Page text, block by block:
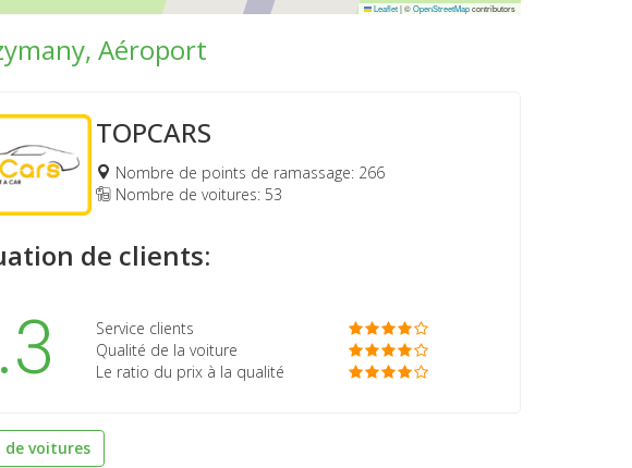
Leaflet|©OpenStreetMapcontributors
Aéroport
TOPCARS
Nombre de points de ramassage: 266
Nombre de voitures: 53
de clients:
Service clients
Qualité de la voiture
Le ratio du prix à la qualité
voitures